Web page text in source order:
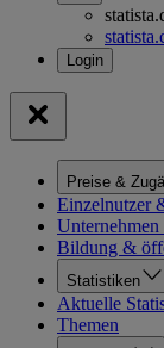
Preise &
Einzelnutzer
Bildung &
Statistiken
Aktuelle
Themen